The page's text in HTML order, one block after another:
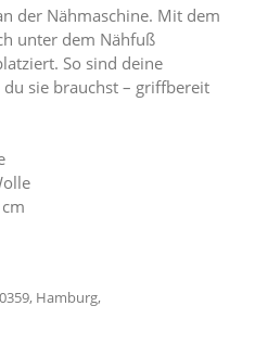
der Nähmaschine. Mit dem
unter dem Nähfuß
So sind deine
sie brauchst – griffbereit
Hamburg,